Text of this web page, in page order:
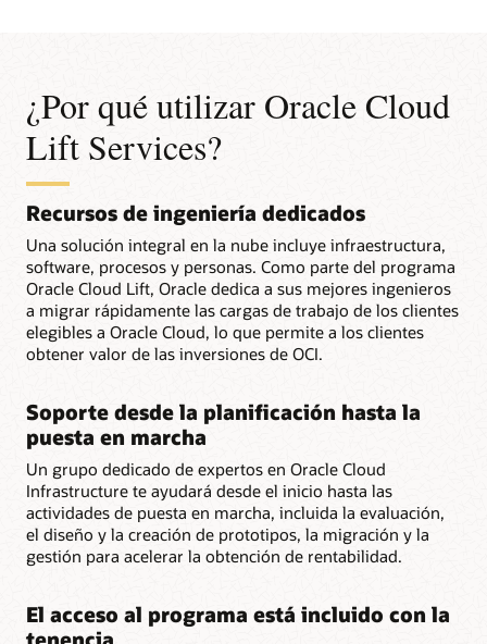
¿Por qué utilizar Oracle Cloud
Lift Services?
Recursos de ingeniería dedicados
Una solución integral en la nube incluye infraestructura,
software, procesos y personas. Como parte del programa
Oracle Cloud Lift, Oracle dedica a sus mejores ingenieros
a migrar rápidamente las cargas de trabajo de los clientes
elegibles a Oracle Cloud, lo que permite a los clientes
obtener valor de las inversiones de OCI.
Soporte desde la planificación hasta la
puesta en marcha
Un grupo dedicado de expertos en Oracle Cloud
Infrastructure te ayudará desde el inicio hasta las
actividades de puesta en marcha, incluida la evaluación,
el diseño y la creación de prototipos, la migración y la
gestión para acelerar la obtención de rentabilidad.
El acceso al programa está incluido con la